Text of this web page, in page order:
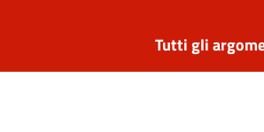
Tutti gli